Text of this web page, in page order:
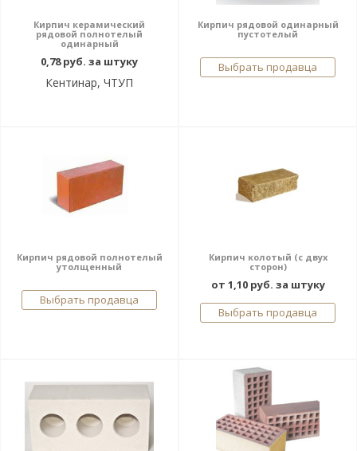
Кирпич керамический
рядовой полнотелый
одинарный
0,78 руб. за штуку
Кентинар, ЧТУП
Кирпич рядовой одинарный
пустотелый
Выбрать продавца
Кирпич рядовой полнотелый
утолщенный
Выбрать продавца
Кирпич колотый (с двух
сторон)
от 1,10 руб. за штуку
Выбрать продавца